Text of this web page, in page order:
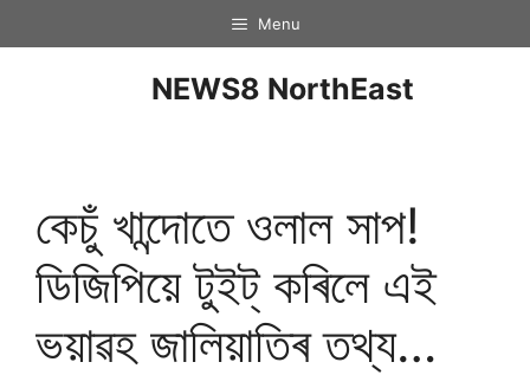
Menu
NEWS8 NorthEast
কেচুঁ খান্দোতে ওলাল সাপ!
ডিজিপিয়ে টুইট্ কৰিলে এই
ভয়াৱহ জালিয়াতিৰ তথ্য…